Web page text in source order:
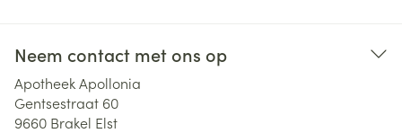
Neem contact met ons op
Apotheek Apollonia
Gentsestraat 60
9660 Brakel Elst